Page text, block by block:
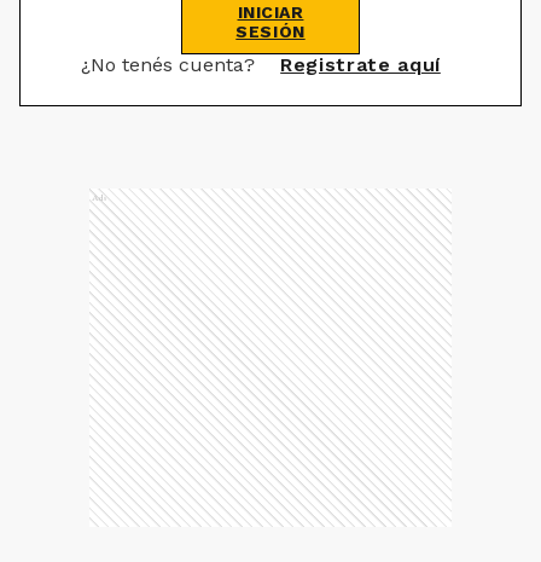
INICIAR
SESIÓN
¿No tenés cuenta? Registrate aquí
Ads